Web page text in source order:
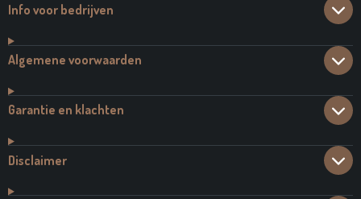
Info voor bedrijven
Algemene voorwaarden
Garantie en klachten
Disclaimer